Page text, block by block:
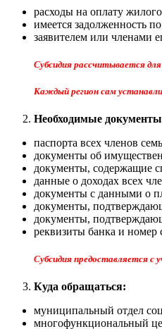
расходы на оплату
имеется задолженность
заявителем или членами
Субсидия рассчитывается
Каждый регион сам
Необходимые
паспорта всех членов
документы об
документы, содержащие
данные о доходах всех
документы с данными о
документы,
документы,
реквизиты банка и номер
Субсидия предоставляется с
Куда обращаться:
муниципальный отдел
многофункциональный